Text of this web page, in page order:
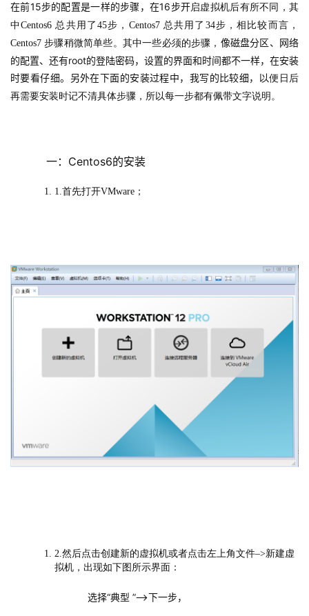
在前15步的配置是一样的步骤，在16步开启虚拟机后有所不同，其
中Centos6 总共用了45步， Centos7 总共用了 34步，相比较而言，
Centos7 步骤稍微简单些。其中一些必须的步骤， 像磁盘分区、网络
的配置、还有root的登陆密码，设置的界面和时间都不一样，在安装
时要看仔细。另外在下面的安装过程中，我写的比较细，
以便日后
再需要安装时记不清具体步骤，所以每一步都有佩带文字说明。
    一：Centos6的安装
1.首先打开VMware；
2.然后点击创建新的虚拟机或者点击左上角文件–>新建虚
拟机，出现如下图所示界面：
            选择“典型 ”–>下一步，